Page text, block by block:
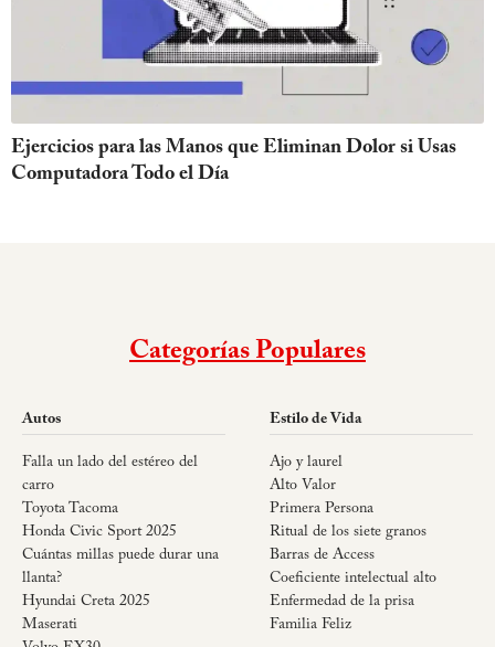
Ejercicios para las Manos que Eliminan Dolor si Usas
Computadora Todo el Día
Categorías Populares
Autos
Falla un lado del estéreo del
carro
Toyota Tacoma
Honda Civic Sport 2025
Cuántas millas puede durar una
llanta?
Hyundai Creta 2025
Maserati
Estilo de Vida
Ajo y laurel
Alto Valor
Primera Persona
Ritual de los siete granos
Barras de Access
Coeficiente intelectual alto
Enfermedad de la prisa
Familia Feliz